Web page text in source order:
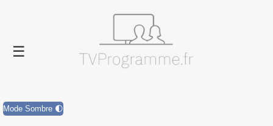
Mode Sombre 🌓